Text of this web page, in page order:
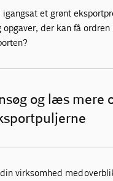
et grønt
der kan få
og læs mere
virksomhed med